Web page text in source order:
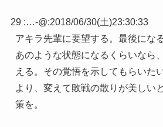
29 :…-@:2018/06/30(土)23:30:33
アキラ先輩に要望する。最後にな
あのような状態になるくらいなら
える。その覚悟を示してもらいた
より、変えて敗戦の散りが美しい
策を。